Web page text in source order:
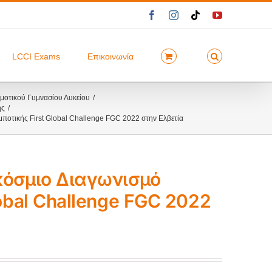
FacebookInstagram
TiktokYouTube
LCCI Exams Επικοινωνία
Γυμνασίου Λυκείου
First Global Challenge FGC 2022 στην Ελβετία
Διαγωνισμό
Challenge FGC 2022